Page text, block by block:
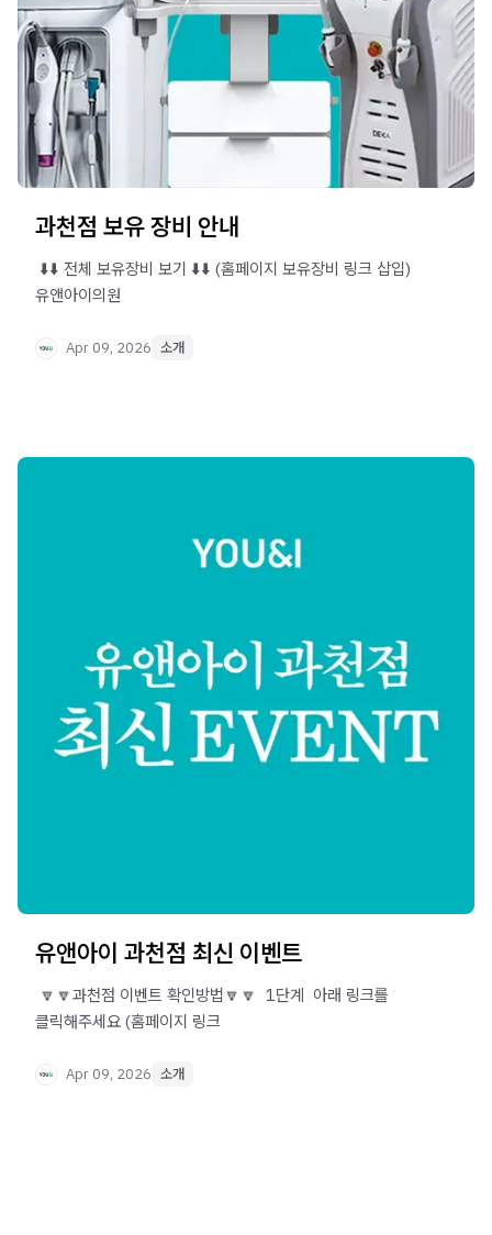
과천점 보유 장비 안내
​ ⬇️⬇️ 전체 보유장비 보기 ⬇️⬇️ (홈페이지 보유장비 링크 삽입) ​
유앤아이의원
Apr 09, 2026 소개
유앤아이 과천점 최신 이벤트
​ 🔽🔽과천점 이벤트 확인방법🔽🔽 ​ 1단계 ​ 아래 링크를
클릭해주세요 (홈페이지 링크
Apr 09, 2026 소개